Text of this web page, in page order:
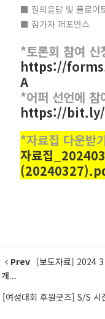
■ 질의응답 및 플로어
■ 참가자 퍼포먼스
*토론회 참여 신
https://
A
*어퍼 선언에 참
https://
*자료집 다운받
자료집
Prev [보도자료] 2024
개...
[여성대회 후원굿즈] S/S 시